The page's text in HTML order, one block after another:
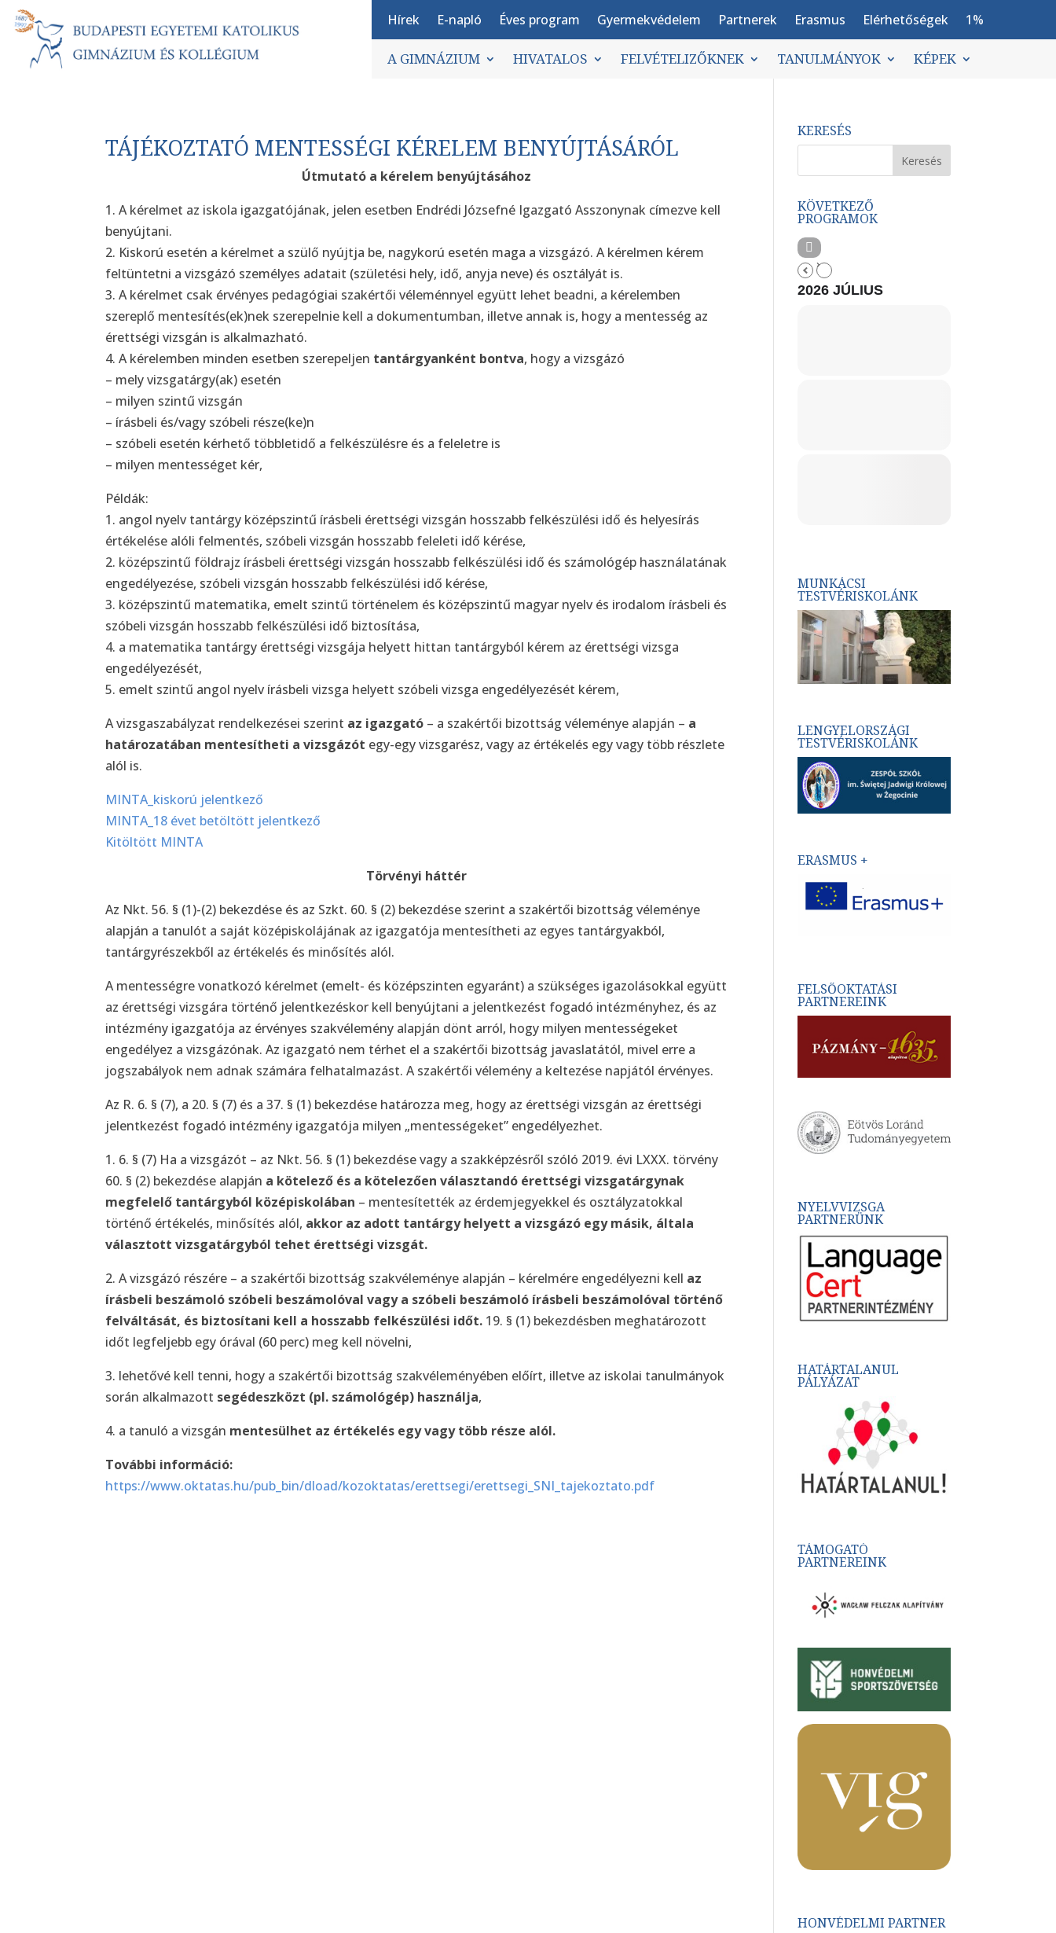
Hírek E-napló Éves program Gyermekvédelem Partnerek Erasmus Elérhetőségek 1%
A GIMNÁZIUM HIVATALOS FELVÉTELIZŐKNEK TANULMÁNYOK KÉPEK
TÁJÉKOZTATÓ MENTESSÉGI KÉRELEM BENYÚJTÁSÁRÓL
Útmutató a kérelem benyújtásához
1. A kérelmet az iskola igazgatójának, jelen esetben Endrédi Józsefné Igazgató Asszonynak címezve kell
benyújtani.
2. Kiskorú esetén a kérelmet a szülő nyújtja be, nagykorú esetén maga a vizsgázó. A kérelmen kérem
feltüntetni a vizsgázó személyes adatait (születési hely, idő, anyja neve) és osztályát is.
3. A kérelmet csak érvényes pedagógiai szakértői véleménnyel együtt lehet beadni, a kérelemben
szereplő mentesítés(ek)nek szerepelnie kell a dokumentumban, illetve annak is, hogy a mentesség az
érettségi vizsgán is alkalmazható.
4. A kérelemben minden esetben szerepeljen tantárgyanként bontva, hogy a vizsgázó
– mely vizsgatárgy(ak) esetén
– milyen szintű vizsgán
– írásbeli és/vagy szóbeli része(ke)n
– szóbeli esetén kérhető többletidő a felkészülésre és a feleletre is
– milyen mentességet kér,
Példák:
1. angol nyelv tantárgy középszintű írásbeli érettségi vizsgán hosszabb felkészülési idő és helyesírás
értékelése alóli felmentés, szóbeli vizsgán hosszabb feleleti idő kérése,
2. középszintű földrajz írásbeli érettségi vizsgán hosszabb felkészülési idő és számológép használatának
engedélyezése, szóbeli vizsgán hosszabb felkészülési idő kérése,
3. középszintű matematika, emelt szintű történelem és középszintű magyar nyelv és irodalom írásbeli és
szóbeli vizsgán hosszabb felkészülési idő biztosítása,
4. a matematika tantárgy érettségi vizsgája helyett hittan tantárgyból kérem az érettségi vizsga
engedélyezését,
5. emelt szintű angol nyelv írásbeli vizsga helyett szóbeli vizsga engedélyezését kérem,
A vizsgaszabályzat rendelkezései szerint az igazgató – a szakértői bizottság véleménye alapján – a
határozatában mentesítheti a vizsgázót egy-egy vizsgarész, vagy az értékelés egy vagy több részlete
alól is.
MINTA_kiskorú jelentkező
MINTA_18 évet betöltött jelentkező
Kitöltött MINTA
Törvényi háttér
Az Nkt. 56. § (1)-(2) bekezdése és az Szkt. 60. § (2) bekezdése szerint a szakértői bizottság véleménye
alapján a tanulót a saját középiskolájának az igazgatója mentesítheti az egyes tantárgyakból,
tantárgyrészekből az értékelés és minősítés alól.
A mentességre vonatkozó kérelmet (emelt- és középszinten egyaránt) a szükséges igazolásokkal együtt
az érettségi vizsgára történő jelentkezéskor kell benyújtani a jelentkezést fogadó intézményhez, és az
intézmény igazgatója az érvényes szakvélemény alapján dönt arról, hogy milyen mentességeket
engedélyez a vizsgázónak. Az igazgató nem térhet el a szakértői bizottság javaslatától, mivel erre a
jogszabályok nem adnak számára felhatalmazást. A szakértői vélemény a keltezése napjától érvényes.
Az R. 6. § (7), a 20. § (7) és a 37. § (1) bekezdése határozza meg, hogy az érettségi vizsgán az érettségi
jelentkezést fogadó intézmény igazgatója milyen „mentességeket” engedélyezhet.
1. 6. § (7) Ha a vizsgázót – az Nkt. 56. § (1) bekezdése vagy a szakképzésről szóló 2019. évi LXXX. törvény
60. § (2) bekezdése alapján a kötelező és a kötelezően választandó érettségi vizsgatárgynak
megfelelő tantárgyból középiskolában – mentesítették az érdemjegyekkel és osztályzatokkal
történő értékelés, minősítés alól, akkor az adott tantárgy helyett a vizsgázó egy másik, általa
választott vizsgatárgyból tehet érettségi vizsgát.
2. A vizsgázó részére – a szakértői bizottság szakvéleménye alapján – kérelmére engedélyezni kell az
írásbeli beszámoló szóbeli beszámolóval vagy a szóbeli beszámoló írásbeli beszámolóval történő
felváltását, és biztosítani kell a hosszabb felkészülési időt. 19. § (1) bekezdésben meghatározott
időt legfeljebb egy órával (60 perc) meg kell növelni,
3. lehetővé kell tenni, hogy a szakértői bizottság szakvéleményében előírt, illetve az iskolai tanulmányok
során alkalmazott segédeszközt (pl. számológép) használja,
4. a tanuló a vizsgán mentesülhet az értékelés egy vagy több része alól.
További információ:
https://www.oktatas.hu/pub_bin/dload/kozoktatas/erettsegi/erettsegi_SNI_tajekoztato.pdf
KERESÉS
KÖVETKEZŐ
PROGRAMOK
2026 JÚLIUS
MUNKÁCSI
TESTVÉRISKOLÁNK
LENGYELORSZÁGI
TESTVÉRISKOLÁNK
ERASMUS +
FELSŐOKTATÁSI
PARTNEREINK
NYELVVIZSGA
PARTNERÜNK
HATÁRTALANUL
PÁLYÁZAT
TÁMOGATÓ
PARTNEREINK
HONVÉDELMI PARTNER